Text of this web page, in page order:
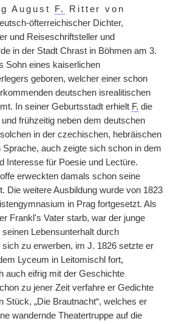
August F.
Ritter von
öfterreichischer Dichter,
und Reiseschriftsteller und
in der Stadt Chrast in Böhmen am 3.
Sohn eines kaiserlichen
geboren, welcher einer schon
deutschen isrealitischen
In seiner Geburtsstadt erhielt F. die
frühzeitig neben dem deutschen
in der czechischen, hebräischen
Sprache, auch zeigte sich schon in dem
Interesse für Poesie und Lectüre.
erweckten damals schon seine
Die weitere Ausbildung wurde von 1823
in Prag fortgesetzt. Als
Frankl's Vater starb, war der junge
seinen Lebensunterhalt durch
sich zu erwerben, im J. 1826 setzte er
Lyceum in Leitomischl fort,
auch eifrig mit der Geschichte
zu jener Zeit verfahre er Gedichte
Stück, „Die Brautnacht“, welches er
wandernde Theatertruppe auf die